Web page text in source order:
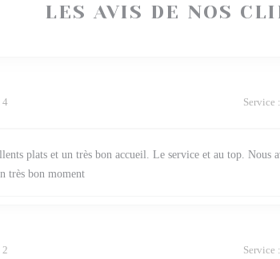
LES AVIS DE NOS
4 Service :
plats et un très bon accueil. Le service et au top. Nous
très bon moment
2 Service :